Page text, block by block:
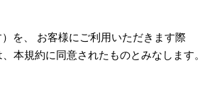
を、 お客様にご利用いただきます際
本規約に同意されたものとみなします。